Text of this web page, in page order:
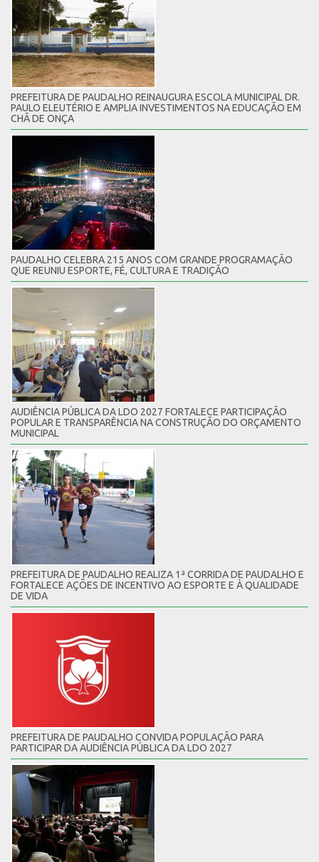
PREFEITURA DE PAUDALHO REINAUGURA ESCOLA MUNICIPAL DR.
PAULO ELEUTÉRIO E AMPLIA INVESTIMENTOS NA EDUCAÇÃO EM
CHÃ DE ONÇA
PAUDALHO CELEBRA 215 ANOS COM GRANDE PROGRAMAÇÃO
QUE REUNIU ESPORTE, FÉ, CULTURA E TRADIÇÃO
AUDIÊNCIA PÚBLICA DA LDO 2027 FORTALECE PARTICIPAÇÃO
POPULAR E TRANSPARÊNCIA NA CONSTRUÇÃO DO ORÇAMENTO
MUNICIPAL
PREFEITURA DE PAUDALHO REALIZA 1ª CORRIDA DE PAUDALHO E
FORTALECE AÇÕES DE INCENTIVO AO ESPORTE E À QUALIDADE
DE VIDA
PREFEITURA DE PAUDALHO CONVIDA POPULAÇÃO PARA
PARTICIPAR DA AUDIÊNCIA PÚBLICA DA LDO 2027